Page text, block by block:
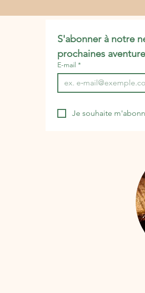
S'abonner à notre
prochaines
E-mail *
Je souhaite